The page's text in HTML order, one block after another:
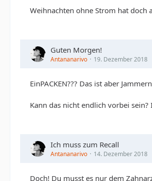
Weihnachten ohne Strom hat doch
Guten Morgen!
Antananarivo 19. Dezember 2018
EinPACKEN??? Das ist aber
Kann das nicht endlich vorbei
Ich muss zum Recall
Antananarivo 14. Dezember 2018
Doch! Du musst es nur dem